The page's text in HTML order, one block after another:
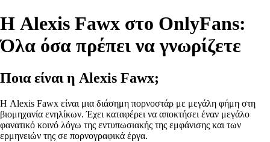
Η Alexis Fawx στο OnlyFans:
Όλα όσα πρέπει να γνωρίζετε
Ποια είναι η Alexis Fawx;
Η Alexis Fawx είναι μια διάσημη πορνοστάρ με μεγάλη φήμη στη
βιομηχανία ενηλίκων. Έχει καταφέρει να αποκτήσει έναν μεγάλο
φανατικό κοινό λόγω της εντυπωσιακής της εμφάνισης και των
ερμηνειών της σε πορνογραφικά έργα.